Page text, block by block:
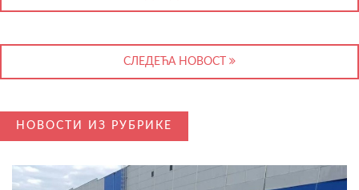
СЛЕДЕЋА НОВОСТ
НОВОСТИ ИЗ РУБРИКЕ